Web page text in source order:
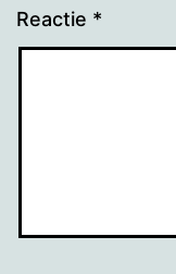
Reactie *